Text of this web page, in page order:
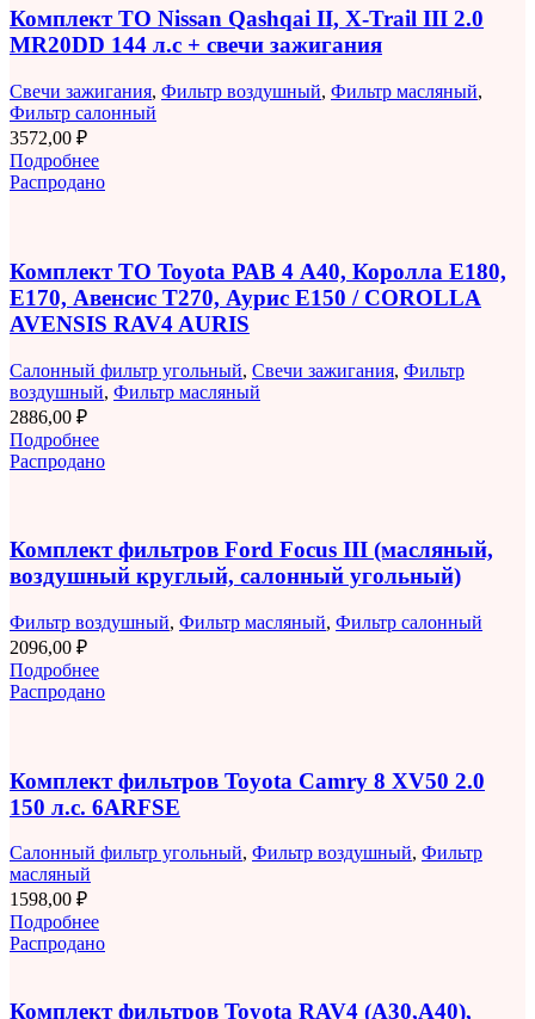
Комплект ТО Nissan Qashqai II, X-Trail III 2.0
MR20DD 144 л.с + свечи зажигания
Свечи зажигания, Фильтр воздушный, Фильтр масляный,
Фильтр салонный
3572,00 ₽
Подробнее
Распродано
Комплект ТО Toyota РАВ 4 A40, Королла E180,
E170, Авенсис T270, Аурис E150 / COROLLA
AVENSIS RAV4 AURIS
Салонный фильтр угольный, Свечи зажигания, Фильтр
воздушный, Фильтр масляный
2886,00 ₽
Подробнее
Распродано
Комплект фильтров Ford Focus III (масляный,
воздушный круглый, салонный угольный)
Фильтр воздушный, Фильтр масляный, Фильтр салонный
2096,00 ₽
Подробнее
Распродано
Комплект фильтров Toyota Camry 8 XV50 2.0
150 л.с. 6ARFSE
Салонный фильтр угольный, Фильтр воздушный, Фильтр
масляный
1598,00 ₽
Подробнее
Распродано
Комплект фильтров Toyota RAV4 (A30,A40),